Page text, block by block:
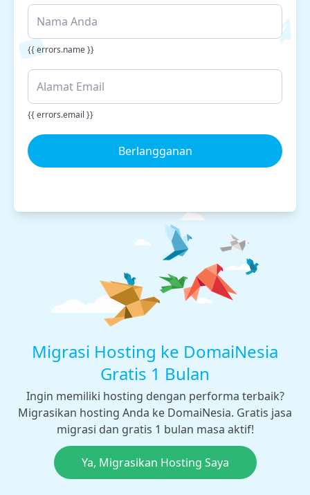
{{ errors.name }}
{{ errors.email }}
Berlangganan
Migrasi Hosting ke DomaiNesia
Gratis 1 Bulan
Ingin memiliki hosting dengan performa terbaik?
Migrasikan hosting Anda ke DomaiNesia. Gratis jasa
migrasi dan gratis 1 bulan masa aktif!
Ya, Migrasikan Hosting Saya